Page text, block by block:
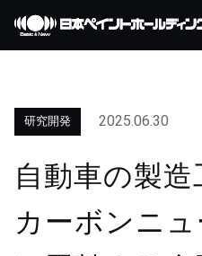
研究開発 2025.06.30
自動車の製
カーボンニ